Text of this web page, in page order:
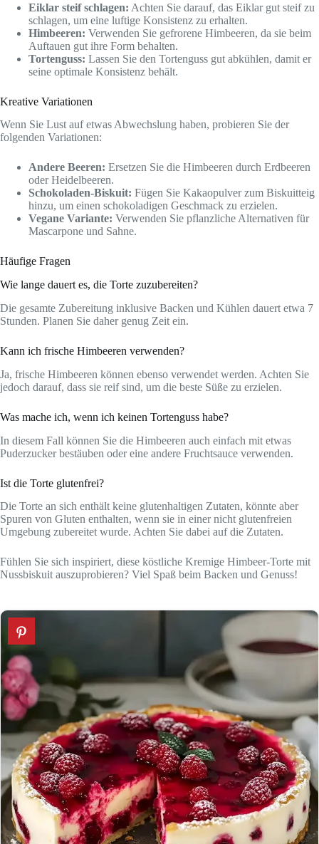
Eiklar steif schlagen: Achten Sie darauf, das Eiklar gut steif zu
schlagen, um eine luftige Konsistenz zu erhalten.
Himbeeren: Verwenden Sie gefrorene Himbeeren, da sie beim
Auftauen gut ihre Form behalten.
Tortenguss: Lassen Sie den Tortenguss gut abkühlen, damit er
seine optimale Konsistenz behält.
Kreative Variationen
Wenn Sie Lust auf etwas Abwechslung haben, probieren Sie der
folgenden Variationen:
Andere Beeren: Ersetzen Sie die Himbeeren durch Erdbeeren
oder Heidelbeeren.
Schokoladen-Biskuit: Fügen Sie Kakaopulver zum Biskuitteig
hinzu, um einen schokoladigen Geschmack zu erzielen.
Vegane Variante: Verwenden Sie pflanzliche Alternativen für
Mascarpone und Sahne.
Häufige Fragen
Wie lange dauert es, die Torte zuzubereiten?
Die gesamte Zubereitung inklusive Backen und Kühlen dauert etwa 7
Stunden. Planen Sie daher genug Zeit ein.
Kann ich frische Himbeeren verwenden?
Ja, frische Himbeeren können ebenso verwendet werden. Achten Sie
jedoch darauf, dass sie reif sind, um die beste Süße zu erzielen.
Was mache ich, wenn ich keinen Tortenguss habe?
In diesem Fall können Sie die Himbeeren auch einfach mit etwas
Puderzucker bestäuben oder eine andere Fruchtsauce verwenden.
Ist die Torte glutenfrei?
Die Torte an sich enthält keine glutenhaltigen Zutaten, könnte aber
Spuren von Gluten enthalten, wenn sie in einer nicht glutenfreien
Umgebung zubereitet wurde. Achten Sie dabei auf die Zutaten.
Fühlen Sie sich inspiriert, diese köstliche Kremige Himbeer-Torte mit
Nussbiskuit auszuprobieren? Viel Spaß beim Backen und Genuss!